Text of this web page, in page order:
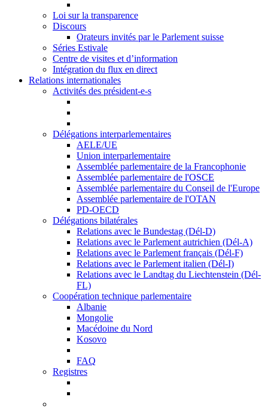
Loi sur la transparence
Discours
Orateurs invités par le Parlement suisse
Séries Estivale
Centre de visites et d’information
Intégration du flux en direct
Relations internationales
Activités des président-e-s
Délégations interparlementaires
AELE/UE
Union interparlementaire
Assemblée parlementaire de la Francophonie
Assemblée parlementaire de l'OSCE
Assemblée parlementaire du Conseil de l'Europe
Assemblée parlementaire de l'OTAN
PD-OECD
Délégations bilatérales
Relations avec le Bundestag (Dél-D)
Relations avec le Parlement autrichien (Dél-A)
Relations avec le Parlement français (Dél-F)
Relations avec le Parlement italien (Dél-I)
Relations avec le Landtag du Liechtenstein (Dél-
FL)
Coopération technique parlementaire
Albanie
Mongolie
Macédoine du Nord
Kosovo
FAQ
Registres